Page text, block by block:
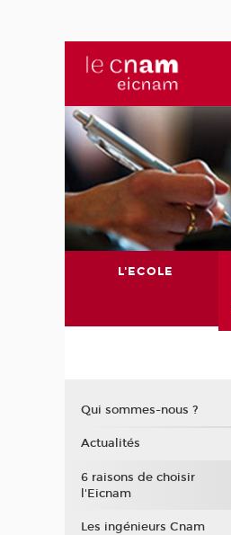
L'ECOLE
Qui sommes-nous ?
Actualités
6 raisons de choisir
l'Eicnam
Les ingénieurs Cnam